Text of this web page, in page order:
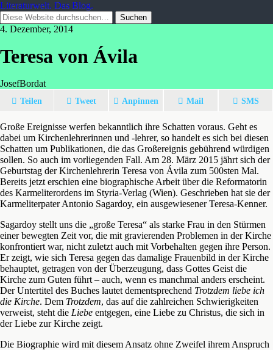
Literaturwelt. Das Blog.
4. Dezember, 2014
Teresa von Ávila
JosefBordat
Teilen Tweet Anpinnen Mail SMS
Große Ereignisse werfen bekanntlich ihre Schatten voraus. Geht es
dabei um Kirchenlehrerinnen und -lehrer, so handelt es sich bei diesen
Schatten um Publikationen, die das Großereignis gebührend würdigen
sollen. So auch im vorliegenden Fall. Am 28. März 2015 jährt sich der
Geburtstag der Kirchenlehrerin Teresa von Ávila zum 500sten Mal.
Bereits jetzt erschien eine biographische Arbeit über die Reformatorin
des Karmeliterordens im Styria-Verlag (Wien). Geschrieben hat sie der
Karmeliterpater Antonio Sagardoy, ein ausgewiesener Teresa-Kenner.
Sagardoy stellt uns die „große Teresa“ als starke Frau in den Stürmen
einer bewegten Zeit vor, die mit gravierenden Problemen in der Kirche
konfrontiert war, nicht zuletzt auch mit Vorbehalten gegen ihre Person.
Er zeigt, wie sich Teresa gegen das damalige Frauenbild in der Kirche
behauptet, getragen von der Überzeugung, dass Gottes Geist die
Kirche zum Guten führt – auch, wenn es manchmal anders erscheint.
Der Untertitel des Buches lautet dementsprechend Trotzdem liebe ich
die Kirche. Dem Trotzdem, das auf die zahlreichen Schwierigkeiten
verweist, steht die Liebe entgegen, eine Liebe zu Christus, die sich in
der Liebe zur Kirche zeigt.
Die Biographie wird mit diesem Ansatz ohne Zweifel ihrem Anspruch